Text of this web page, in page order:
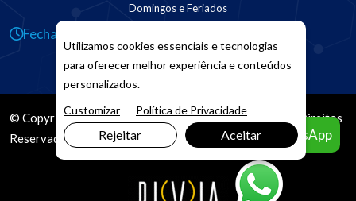
Domingos e Feriados
Fechado
© Copyright 2026. DIVIAMarketing Digital. Todos os Direitos
Reservados
Agendar pelo WhatsApp
Utilizamos cookies essenciais e tecnologias
para oferecer melhor experiência e conteúdos
personalizados.
Customizar
Política de Privacidade
Rejeitar Aceitar